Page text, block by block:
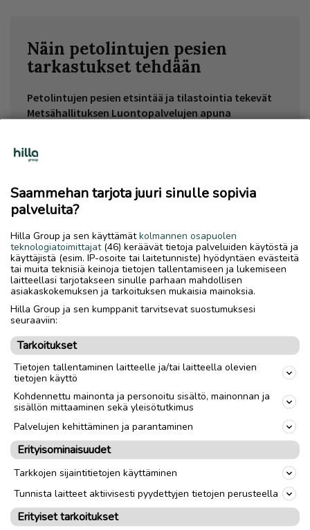
Näin petolintujen pesien
tarkastukset tehdään
Petolintujen pesien etsintää ja tilastointia tekevät
Metsähallituksen Luontopalvelujen apuna
Tänä vuonna pesätarkastuksiin osallistui 49
tekivät tarkastuksia 304 päivänä. Myös luonnossa
liikkuvat ilmoittivat Metsähallitukselle petolintujen
havainnoista.
Metsähallitus tarkasti helikopterilla
poronhoitoalueella kaikkiaan 1 343 pesää, joista 897
maakotkan pesää sekä reilut 300 merikotkan,
tunturihaukan ja muuttohaukan pesää.
Aiempien vuosien tapaan Metsähallitus maksoi
merikotkan pesästä (merikotka Pohjois-Suomessa)
100 euron löytöpalkkion. Tänä vuonna palkkio on
maksettu kaikkiaan 25 uudesta maakotkan (12) ja
merikotkan (13) pesästä.
Saammehan tarjota juuri sinulle sopivia
palveluita?
Hilla Group ja sen käyttämätkolmannen osapuolen
teknologiatoimittajat(46) keräävät tietoja palveluiden käytöstä ja
käyttäjistä (esim. IP-osoite tai laitetunniste) hyödyntäen evästeitä
tai muita teknisiä keinoja tietojen tallentamiseen ja lukemiseen
laitteellasi tarjotakseen sinulle parhaan mahdollisen
asiakaskokemuksen ja tarkoituksen mukaisia mainoksia.
Hilla Group ja sen kumppanit tarvitsevat suostumuksesi
seuraaviin:
Tarkoitukset
Tietojen tallentaminen laitteelle ja/tai laitteella olevien
tietojen käyttö
Kohdennettu mainonta ja personoitu sisältö, mainonnan ja
sisällön mittaaminen sekä yleisötutkimus
Palvelujen kehittäminen ja parantaminen
Erityisominaisuudet
Tarkkojen sijaintitietojen käyttäminen
Tunnista laitteet aktiivisesti pyydettyjen tietojen perusteella
Erityiset tarkoitukset